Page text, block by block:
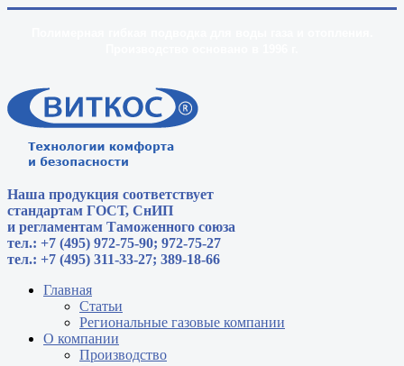
Наша продукция соответствует
стандартам ГОСТ, СнИП
и регламентам Таможенного союза
тел.: +7 (495) 972-75-90; 972-75-27
тел.: +7 (495) 311-33-27; 389-18-66
Главная
Статьи
Региональные газовые компании
О компании
Производство